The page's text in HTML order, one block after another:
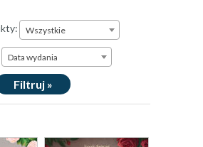
Wszystkie
Data wydania
Filtruj »